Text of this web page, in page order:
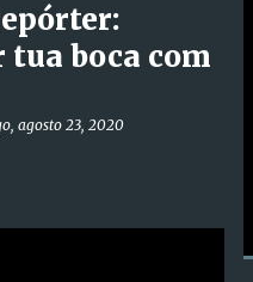
tua boca com
agosto 23, 2020